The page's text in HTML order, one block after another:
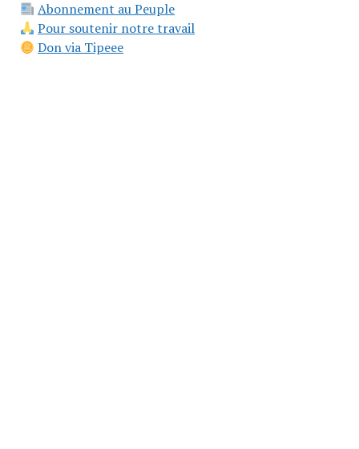
Abonnement au Peuple
Pour soutenir notre travail
Don via Tipeee